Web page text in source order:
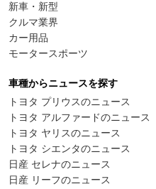
新車・新型
クルマ業界
カー用品
モータースポーツ
車種からニュースを探す
トヨタ プリウスのニュース
トヨタ アルファードのニュース
トヨタ ヤリスのニュース
トヨタ シエンタのニュース
日産 セレナのニュース
日産 リーフのニュース